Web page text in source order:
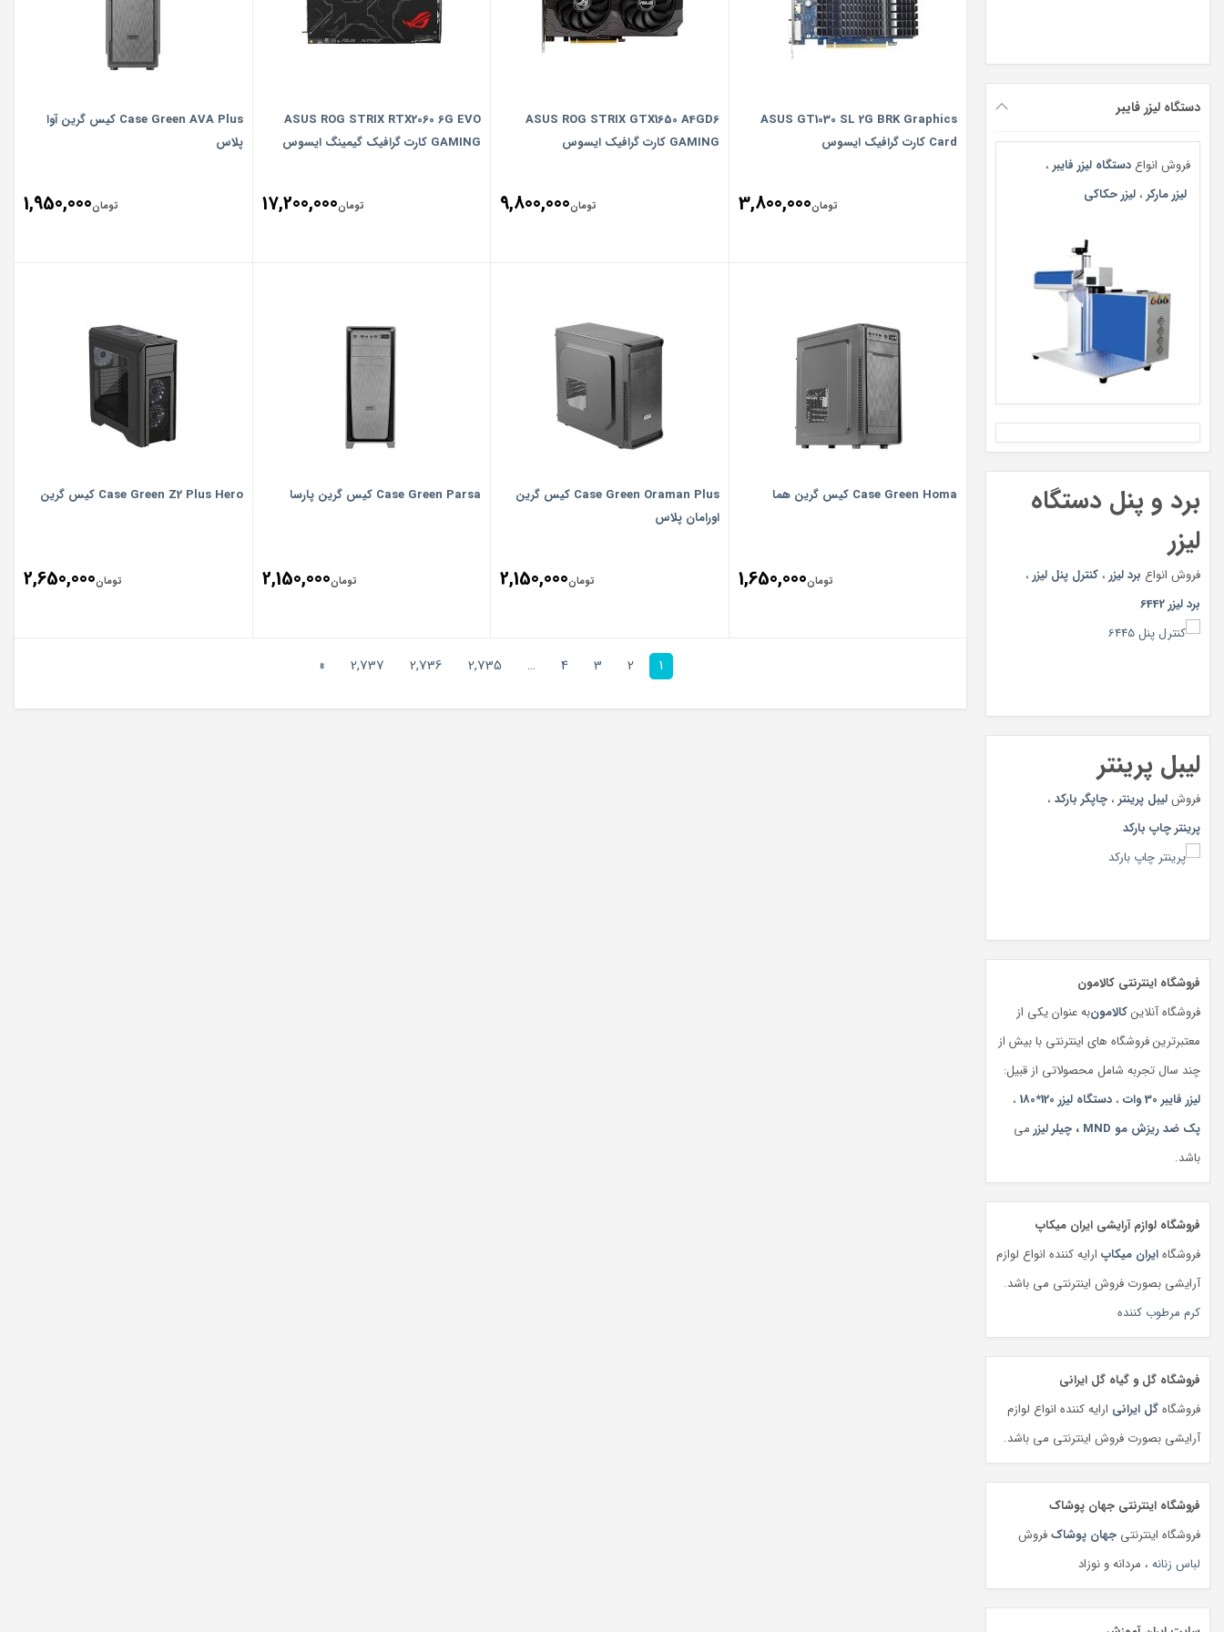
دستگاه لیزر فایبر
فروش انواع دستگاه لیزر فایبر ،
لیزر مارکر ، لیزر حکاکی
برد و پنل دستگاه
لیزر
فروش انواع برد لیزر ، کنترل پنل لیزر ،
برد لیزر 6442
لیبل پرینتر
فروشلیبل پرینتر ، چاپگر بارکد ،
پرینتر چاپ بارکد
فروشگاه اینترنتی کالامون
فروشگاه آنلاینکالامونبه عنوان یکی از
معتبرترین فروشگاه های اینترنتی با بیش از
چند سال تجربه شامل محصولاتی از قبیل:
لیزر فایبر 30 وات
، دستگاه لیزر 120*180
،
پک ضد ریزش مو MND
، چیلر لیزر می
باشد.
فروشگاه لوازم آرایشی ایران میکاپ
فروشگاهایران میکاپ ارایه کننده انواع لوازم
آرایشی بصورت فروش اینترنتی می باشد.
کرم مرطوب کننده
فروشگاه گل و گیاه گل ایرانی
فروشگاهگل ایرانی ارایه کننده انواع لوازم
آرایشی بصورت فروش اینترنتی می باشد.
فروشگاه اینترنتی جهان پوشاک
فروشگاه اینترنتی جهان پوشاکفروش
لباس زنانه ، مردانه و نوزاد
ASUS GT1030 SL 2G BRK Graphics
Card کارت گرافیک ایسوس
تومان3,800,000
ASUS ROG STRIX GTX1650 A4GD6
GAMING کارت گرافیک ایسوس
تومان9,800,000
ASUS ROG STRIX RTX2060 6G EVO
GAMING کارت گرافیک گیمینگ ایسوس
تومان17,200,000
Case Green AVA Plus کیس گرین آوا
پلاس
تومان1,950,000
Case Green Homa کیس گرین هما
تومان1,650,000
Case Green Oraman Plus کیس گرین
اورامان پلاس
تومان2,150,000
Case Green Parsa کیس گرین پارسا
تومان2,150,000
Case Green Z2 Plus Hero کیس گرین
تومان2,650,000
1
2
3
4
…
2,735
2,736
2,737
»